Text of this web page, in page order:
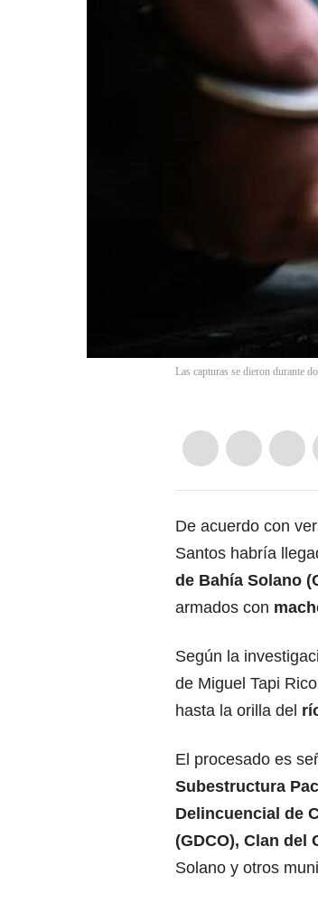
Las capturas se dieron durante
De acuerdo con
Santos habría
de Bahía Solano
armados con
Según la
de Miguel Tapi
hasta la orilla del
El procesado es
Subestructura
Delincuencial de
(GDCO), Clan del
Solano y otros